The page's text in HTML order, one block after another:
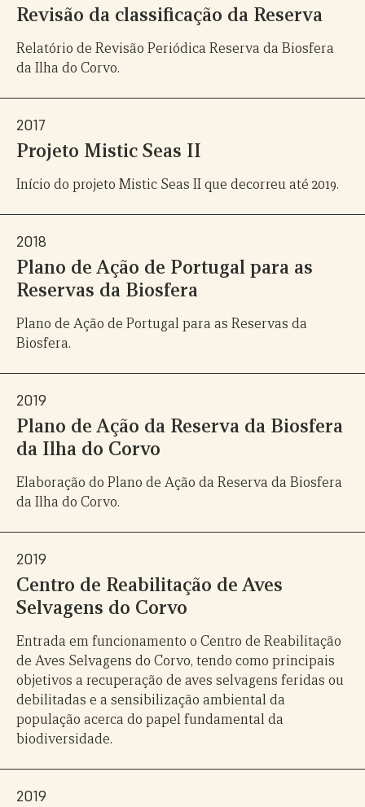
Revisão da classificação da Reserva
Relatório de Revisão Periódica Reserva da Biosfera
da Ilha do Corvo.
2017
Projeto Mistic Seas II
Início do projeto Mistic Seas II que decorreu até 2019.
2018
Plano de Ação de Portugal para as
Reservas da Biosfera
Plano de Ação de Portugal para as Reservas da
Biosfera.
2019
Plano de Ação da Reserva da Biosfera
da Ilha do Corvo
Elaboração do Plano de Ação da Reserva da Biosfera
da Ilha do Corvo.
2019
Centro de Reabilitação de Aves
Selvagens do Corvo
Entrada em funcionamento o Centro de Reabilitação
de Aves Selvagens do Corvo, tendo como principais
objetivos a recuperação de aves selvagens feridas ou
debilitadas e a sensibilização ambiental da
população acerca do papel fundamental da
biodiversidade.
2019